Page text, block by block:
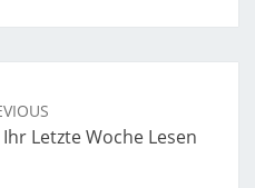
Letzte Woche Lesen